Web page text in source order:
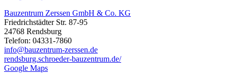
Bauzentrum Zerssen GmbH & Co. KG
Friedrichstädter Str. 87-95
24768 Rendsburg
Telefon: 04331-7860
info@bauzentrum-zerssen.de
rendsburg.schroeder-bauzentrum.de/
Google Maps